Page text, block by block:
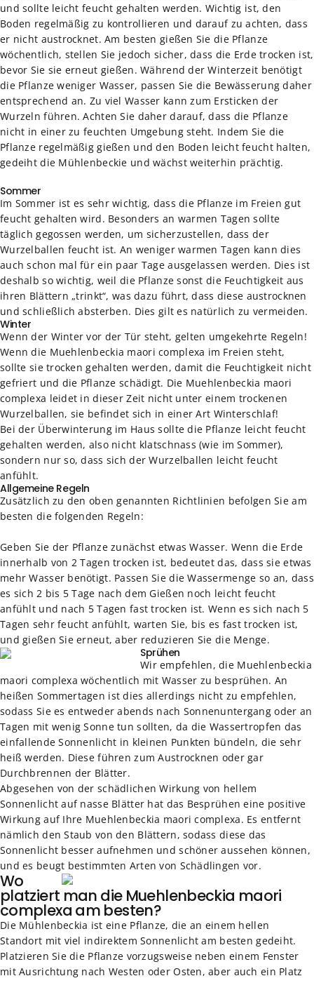
und sollte leicht feucht gehalten werden. Wichtig ist, den
Boden regelmäßig zu kontrollieren und darauf zu achten, dass
er nicht austrocknet. Am besten gießen Sie die Pflanze
wöchentlich, stellen Sie jedoch sicher, dass die Erde trocken ist,
bevor Sie sie erneut gießen. Während der Winterzeit benötigt
die Pflanze weniger Wasser, passen Sie die Bewässerung daher
entsprechend an. Zu viel Wasser kann zum Ersticken der
Wurzeln führen. Achten Sie daher darauf, dass die Pflanze
nicht in einer zu feuchten Umgebung steht. Indem Sie die
Pflanze regelmäßig gießen und den Boden leicht feucht halten,
gedeiht die Mühlenbeckie und wächst weiterhin prächtig.
Sommer
Im Sommer ist es sehr wichtig, dass die Pflanze im Freien gut
feucht gehalten wird. Besonders an warmen Tagen sollte
täglich gegossen werden, um sicherzustellen, dass der
Wurzelballen feucht ist. An weniger warmen Tagen kann dies
auch schon mal für ein paar Tage ausgelassen werden. Dies ist
deshalb so wichtig, weil die Pflanze sonst die Feuchtigkeit aus
ihren Blättern „trinkt“, was dazu führt, dass diese austrocknen
und schließlich absterben. Dies gilt es natürlich zu vermeiden.
Winter
Wenn der Winter vor der Tür steht, gelten umgekehrte Regeln!
Wenn die Muehlenbeckia maori complexa im Freien steht,
sollte sie trocken gehalten werden, damit die Feuchtigkeit nicht
gefriert und die Pflanze schädigt. Die Muehlenbeckia maori
complexa leidet in dieser Zeit nicht unter einem trockenen
Wurzelballen, sie befindet sich in einer Art Winterschlaf!
Bei der Überwinterung im Haus sollte die Pflanze leicht feucht
gehalten werden, also nicht klatschnass (wie im Sommer),
sondern nur so, dass sich der Wurzelballen leicht feucht
anfühlt.
Allgemeine Regeln
Zusätzlich zu den oben genannten Richtlinien befolgen Sie am
besten die folgenden Regeln:
Geben Sie der Pflanze zunächst etwas Wasser. Wenn die Erde
innerhalb von 2 Tagen trocken ist, bedeutet das, dass sie etwas
mehr Wasser benötigt. Passen Sie die Wassermenge so an, dass
es sich 2 bis 5 Tage nach dem Gießen noch leicht feucht
anfühlt und nach 5 Tagen fast trocken ist. Wenn es sich nach 5
Tagen sehr feucht anfühlt, warten Sie, bis es fast trocken ist,
und gießen Sie erneut, aber reduzieren Sie die Menge.
Sprühen
Wir empfehlen, die Muehlenbeckia
maori complexa wöchentlich mit Wasser zu besprühen. An
heißen Sommertagen ist dies allerdings nicht zu empfehlen,
sodass Sie es entweder abends nach Sonnenuntergang oder an
Tagen mit wenig Sonne tun sollten, da die Wassertropfen das
einfallende Sonnenlicht in kleinen Punkten bündeln, die sehr
heiß werden. Diese führen zum Austrocknen oder gar
Durchbrennen der Blätter.
Abgesehen von der schädlichen Wirkung von hellem
Sonnenlicht auf nasse Blätter hat das Besprühen eine positive
Wirkung auf Ihre Muehlenbeckia maori complexa. Es entfernt
nämlich den Staub von den Blättern, sodass diese das
Sonnenlicht besser aufnehmen und schöner aussehen können,
und es beugt bestimmten Arten von Schädlingen vor.
Wo
platziert man die Muehlenbeckia maori
complexa am besten?
Die Mühlenbeckia ist eine Pflanze, die an einem hellen
Standort mit viel indirektem Sonnenlicht am besten gedeiht.
Platzieren Sie die Pflanze vorzugsweise neben einem Fenster
mit Ausrichtung nach Westen oder Osten, aber auch ein Platz